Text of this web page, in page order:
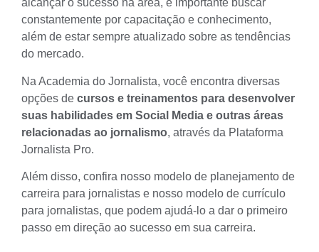
alcançar o sucesso na área, é importante buscar
constantemente por capacitação e conhecimento,
além de estar sempre atualizado sobre as tendências
do mercado.
Na Academia do Jornalista, você encontra diversas
opções de cursos e treinamentos para desenvolver
suas habilidades em Social Media e outras áreas
relacionadas ao jornalismo, através da Plataforma
Jornalista Pro.
Além disso, confira nosso modelo de planejamento de
carreira para jornalistas e nosso modelo de currículo
para jornalistas, que podem ajudá-lo a dar o primeiro
passo em direção ao sucesso em sua carreira.